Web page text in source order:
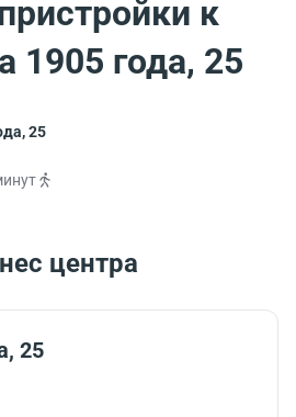
к
1905 года, 25
25
центра
25